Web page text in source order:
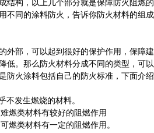
不同的涂料防火，告诉你防火材料的组成
外部，可以起到很好的保护作用，保障建
低。那么防火材料分成不同的类型，可以
防火涂料包括自己的防火标准，下面介绍
发生燃烧的材料。
燃类材料有较好的阻燃作用
燃类材料有一定的阻燃作用。